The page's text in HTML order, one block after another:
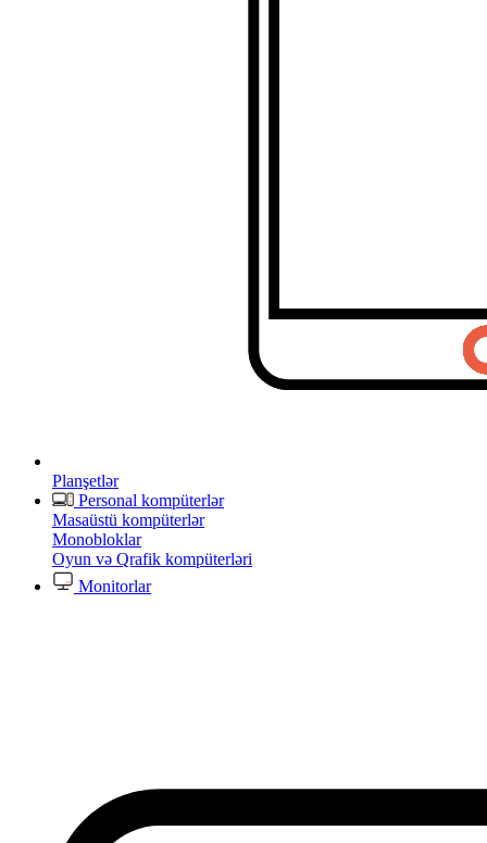
Planşetlər
Personal kompüterlər
Masaüstü kompüterlər
Monobloklar
Oyun və Qrafik kompüterləri
Monitorlar